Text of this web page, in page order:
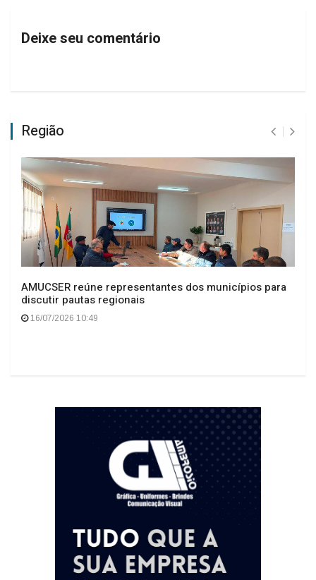
Deixe seu comentário
Região
AMUCSER reúne representantes dos municípios para
discutir pautas regionais
16/07/2026 10:49